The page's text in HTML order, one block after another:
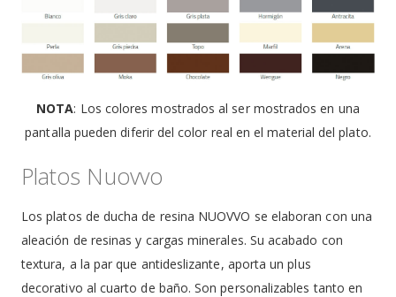
NOTA: Los colores mostrados al ser mostrados en una
pantalla pueden diferir del color real en el material del plato.
Platos Nuovvo
Los platos de ducha de resina NUOVVO se elaboran con una
aleación de resinas y cargas minerales. Su acabado con
textura, a la par que antideslizante, aporta un plus
decorativo al cuarto de baño. Son personalizables tanto en